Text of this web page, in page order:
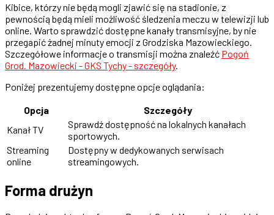
Kibice, którzy nie będą mogli zjawić się na stadionie, z
pewnością będą mieli możliwość śledzenia meczu w telewizji lub
online. Warto sprawdzić dostępne kanały transmisyjne, by nie
przegapić żadnej minuty emocji z Grodziska Mazowieckiego.
Szczegółowe informacje o transmisji można znaleźć Pogoń
Grod. Mazowiecki - GKS Tychy - szczegóły.
Poniżej prezentujemy dostępne opcje oglądania:
Opcja
Szczegóły
Kanał TV
Sprawdź dostępność na lokalnych kanałach
sportowych.
Streaming
online
Dostępny w dedykowanych serwisach
streamingowych.
Forma drużyn